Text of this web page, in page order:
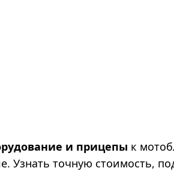
и прицепы к
Узнать точную стоимость,